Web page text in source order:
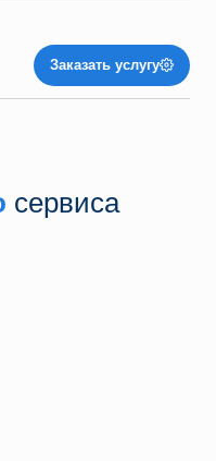
Заказать услугу
сервиса